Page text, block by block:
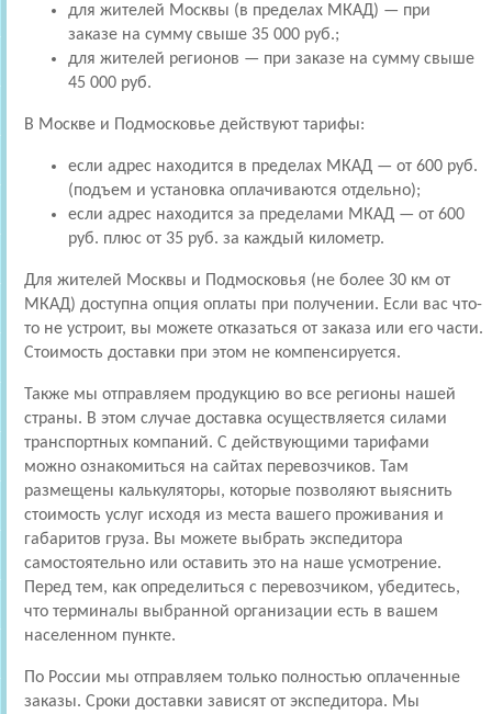
для жителей Москвы (в пределах МКАД) — при
заказе на сумму свыше 35 000 руб.;
для жителей регионов — при заказе на сумму свыше
45 000 руб.
В Москве и Подмосковье действуют тарифы:
если адрес находится в пределах МКАД — от 600 руб.
(подъем и установка оплачиваются отдельно);
если адрес находится за пределами МКАД — от 600
руб. плюс от 35 руб. за каждый километр.
Для жителей Москвы и Подмосковья (не более 30 км от
МКАД) доступна опция оплаты при получении. Если вас что-
то не устроит, вы можете отказаться от заказа или его части.
Стоимость доставки при этом не компенсируется.
Также мы отправляем продукцию во все регионы нашей
страны. В этом случае доставка осуществляется силами
транспортных компаний. С действующими тарифами
можно ознакомиться на сайтах перевозчиков. Там
размещены калькуляторы, которые позволяют выяснить
стоимость услуг исходя из места вашего проживания и
габаритов груза. Вы можете выбрать экспедитора
самостоятельно или оставить это на наше усмотрение.
Перед тем, как определиться с перевозчиком, убедитесь,
что терминалы выбранной организации есть в вашем
населенном пункте.
По России мы отправляем только полностью оплаченные
заказы. Сроки доставки зависят от экспедитора. Мы